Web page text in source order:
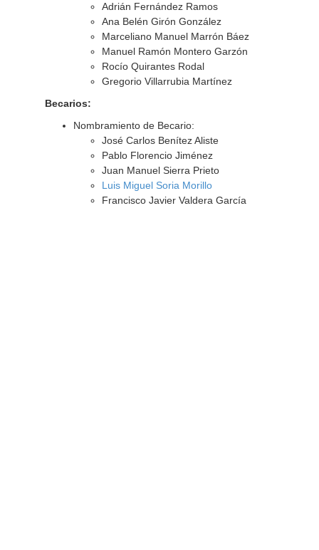
Adrián Fernández Ramos
Ana Belén Girón González
Marceliano Manuel Marrón Báez
Manuel Ramón Montero Garzón
Rocío Quirantes Rodal
Gregorio Villarrubia Martínez
Becarios:
Nombramiento de Becario:
José Carlos Benítez Aliste
Pablo Florencio Jiménez
Juan Manuel Sierra Prieto
Luis Miguel Soria Morillo
Francisco Javier Valdera García